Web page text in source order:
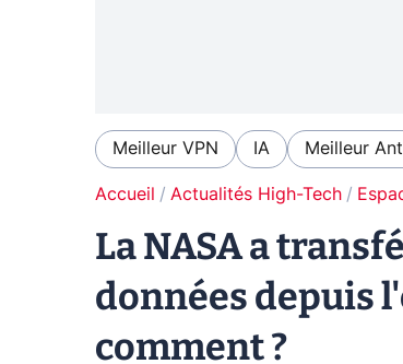
Meilleur VPN IA Meilleur
Accueil Actualités High-Tech
La NASA a
données depuis
comment ?